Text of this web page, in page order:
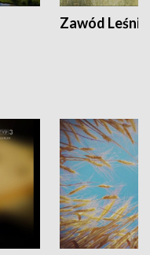
Zawód Leśnik